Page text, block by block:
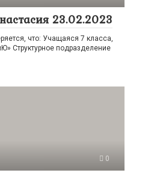
23.02.2023
что: Учащаяся 7 класса,
Структурное подразделение
0